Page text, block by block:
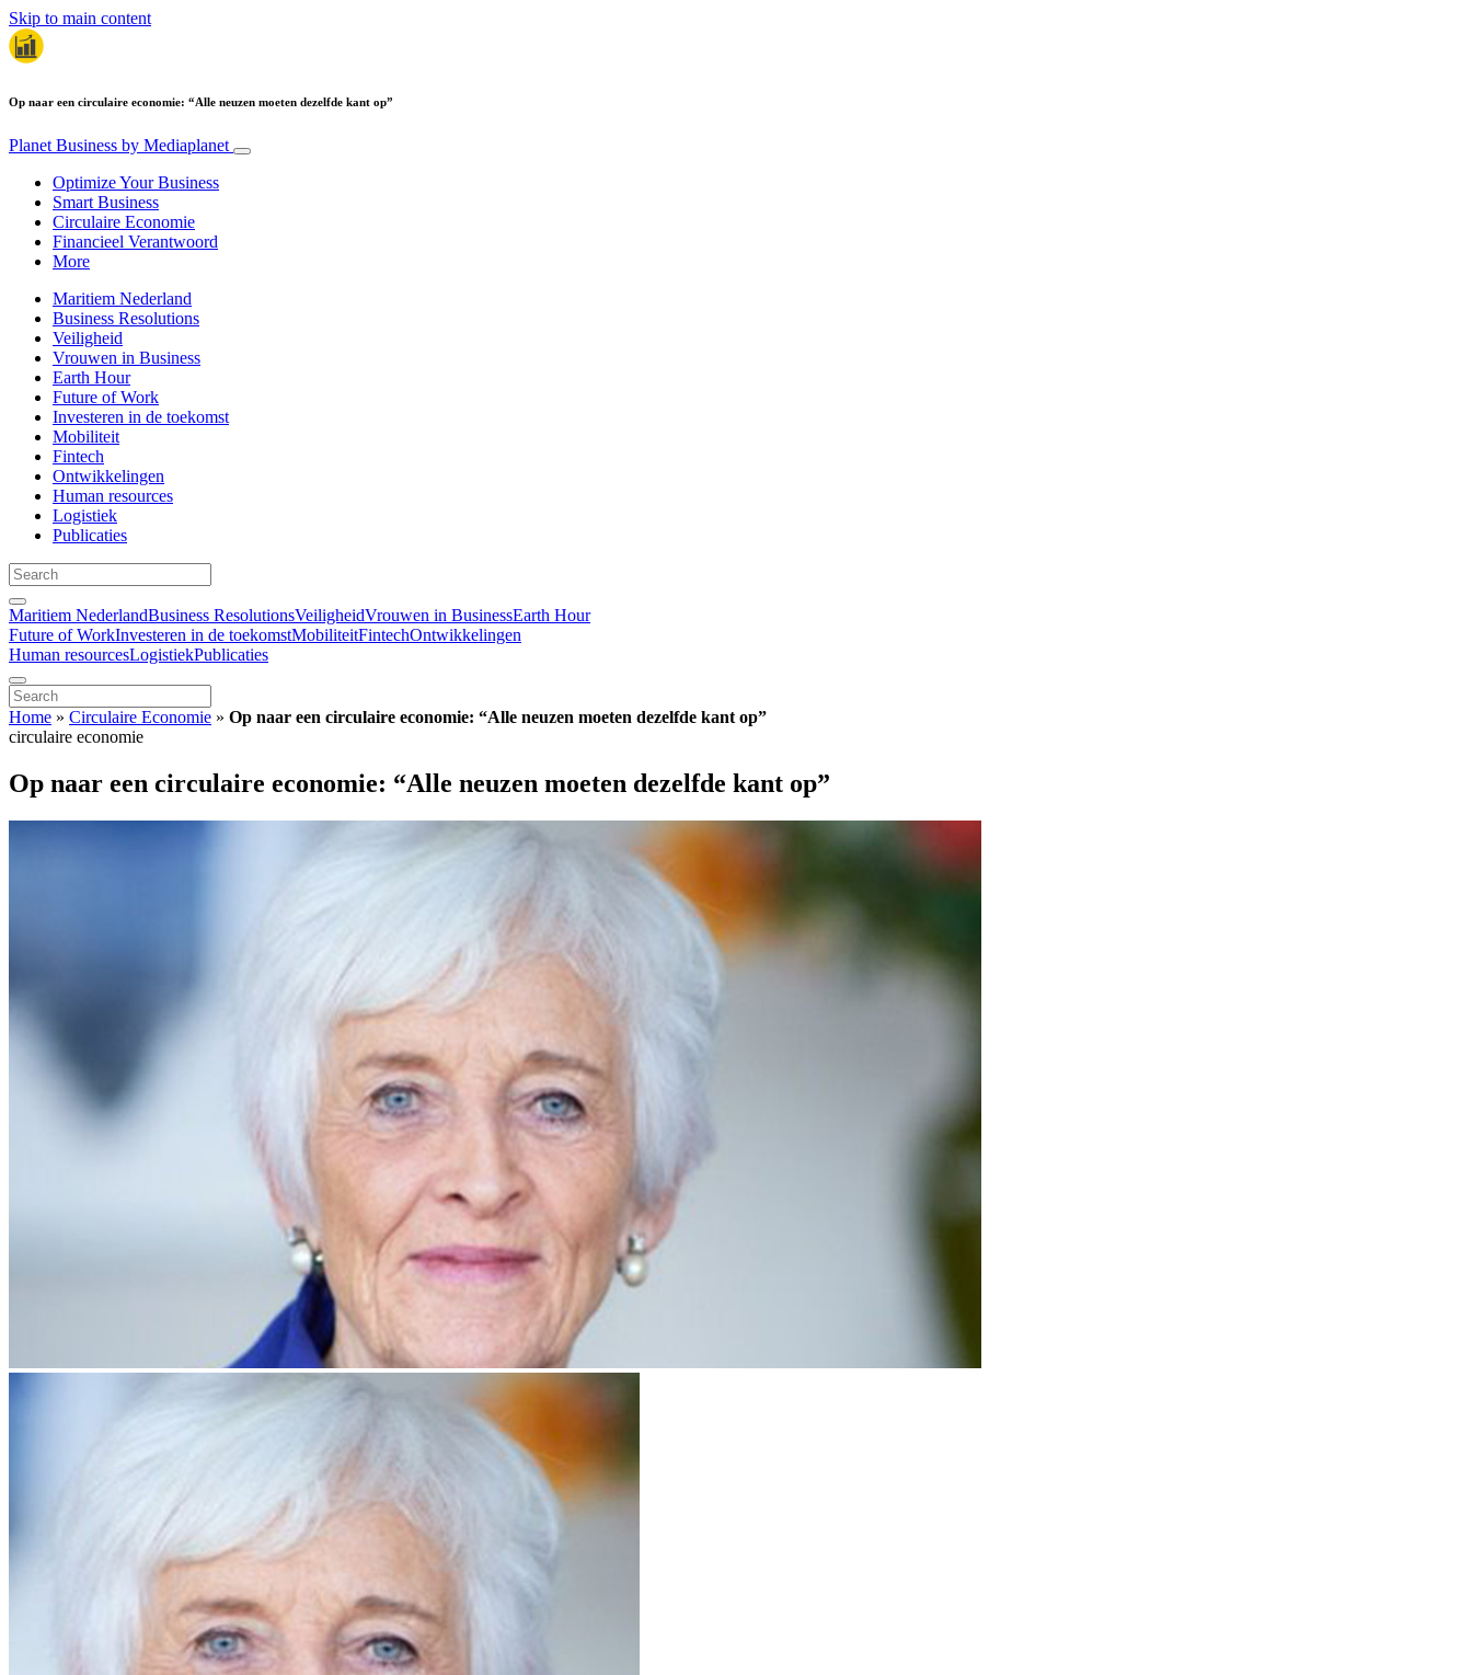
Skip to main content
Op naar een circulaire economie: “Alle neuzen moeten dezelfde kant op”
Planet Business by Mediaplanet
Optimize Your Business
Smart Business
Circulaire Economie
Financieel Verantwoord
More
Maritiem Nederland
Business Resolutions
Veiligheid
Vrouwen in Business
Earth Hour
Future of Work
Investeren in de toekomst
Mobiliteit
Fintech
Ontwikkelingen
Human resources
Logistiek
Publicaties
Maritiem NederlandBusiness ResolutionsVeiligheidVrouwen in BusinessEarth Hour
Future of WorkInvesteren in de toekomstMobiliteitFintechOntwikkelingen
Human resourcesLogistiekPublicaties
Home » Circulaire Economie » Op naar een circulaire economie: “Alle neuzen moeten dezelfde kant op”
circulaire economie
Op naar een circulaire economie: “Alle neuzen moeten dezelfde kant op”